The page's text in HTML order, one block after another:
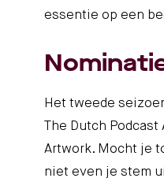
essentie op een
Het tweede
The Dutch
Artwork. Mocht je
niet even je stem